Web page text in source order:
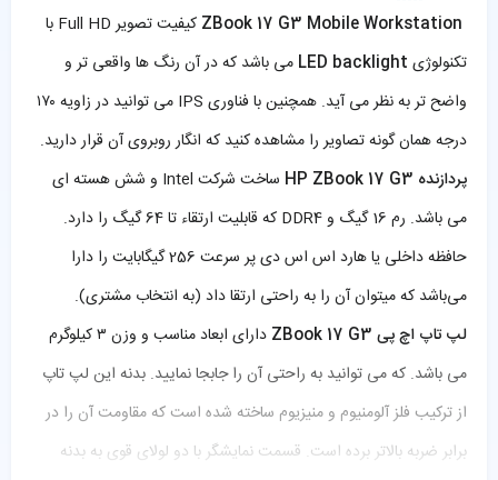
ZBook 17 G3 Mobile Workstation
کیفیت تصویر Full HD با
تکنولوژی LED backlight می باشد که در آن رنگ ها واقعی تر و
واضح تر به نظر می آید. همچنین با فناوری IPS می توانید در زاویه ۱۷۰
درجه همان گونه تصاویر را مشاهده کنید که انگار روبروی آن قرار دارید.
پردازنده HP ZBook 17 G3
ساخت شرکت Intel و شش هسته ای
می باشد. رم 16 گیگ و DDR4 کە قابلیت ارتقاء تا 64 گیگ را دارد.
حافظە داخلی یا هارد اس اس دی پر سرعت 256 گیگابایت را دارا
می‌باشد که میتوان آن را به راحتی ارتقا داد (به انتخاب مشتری).
لپ تاپ اچ پی ZBook 17 G3
دارای ابعاد مناسب و وزن ۳ کیلوگرم
می باشد. که می توانید به راحتی آن را جابجا نمایید. بدنه این لپ تاپ
از ترکیب فلز آلومنیوم و منیزیوم ساخته شده است که مقاومت آن را در
برابر ضربه بالاتر برده است. قسمت نمایشگر با دو لولای قوی بە بدنە